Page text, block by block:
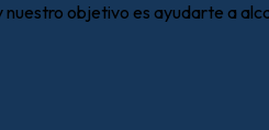
objetivo es ayudarte a